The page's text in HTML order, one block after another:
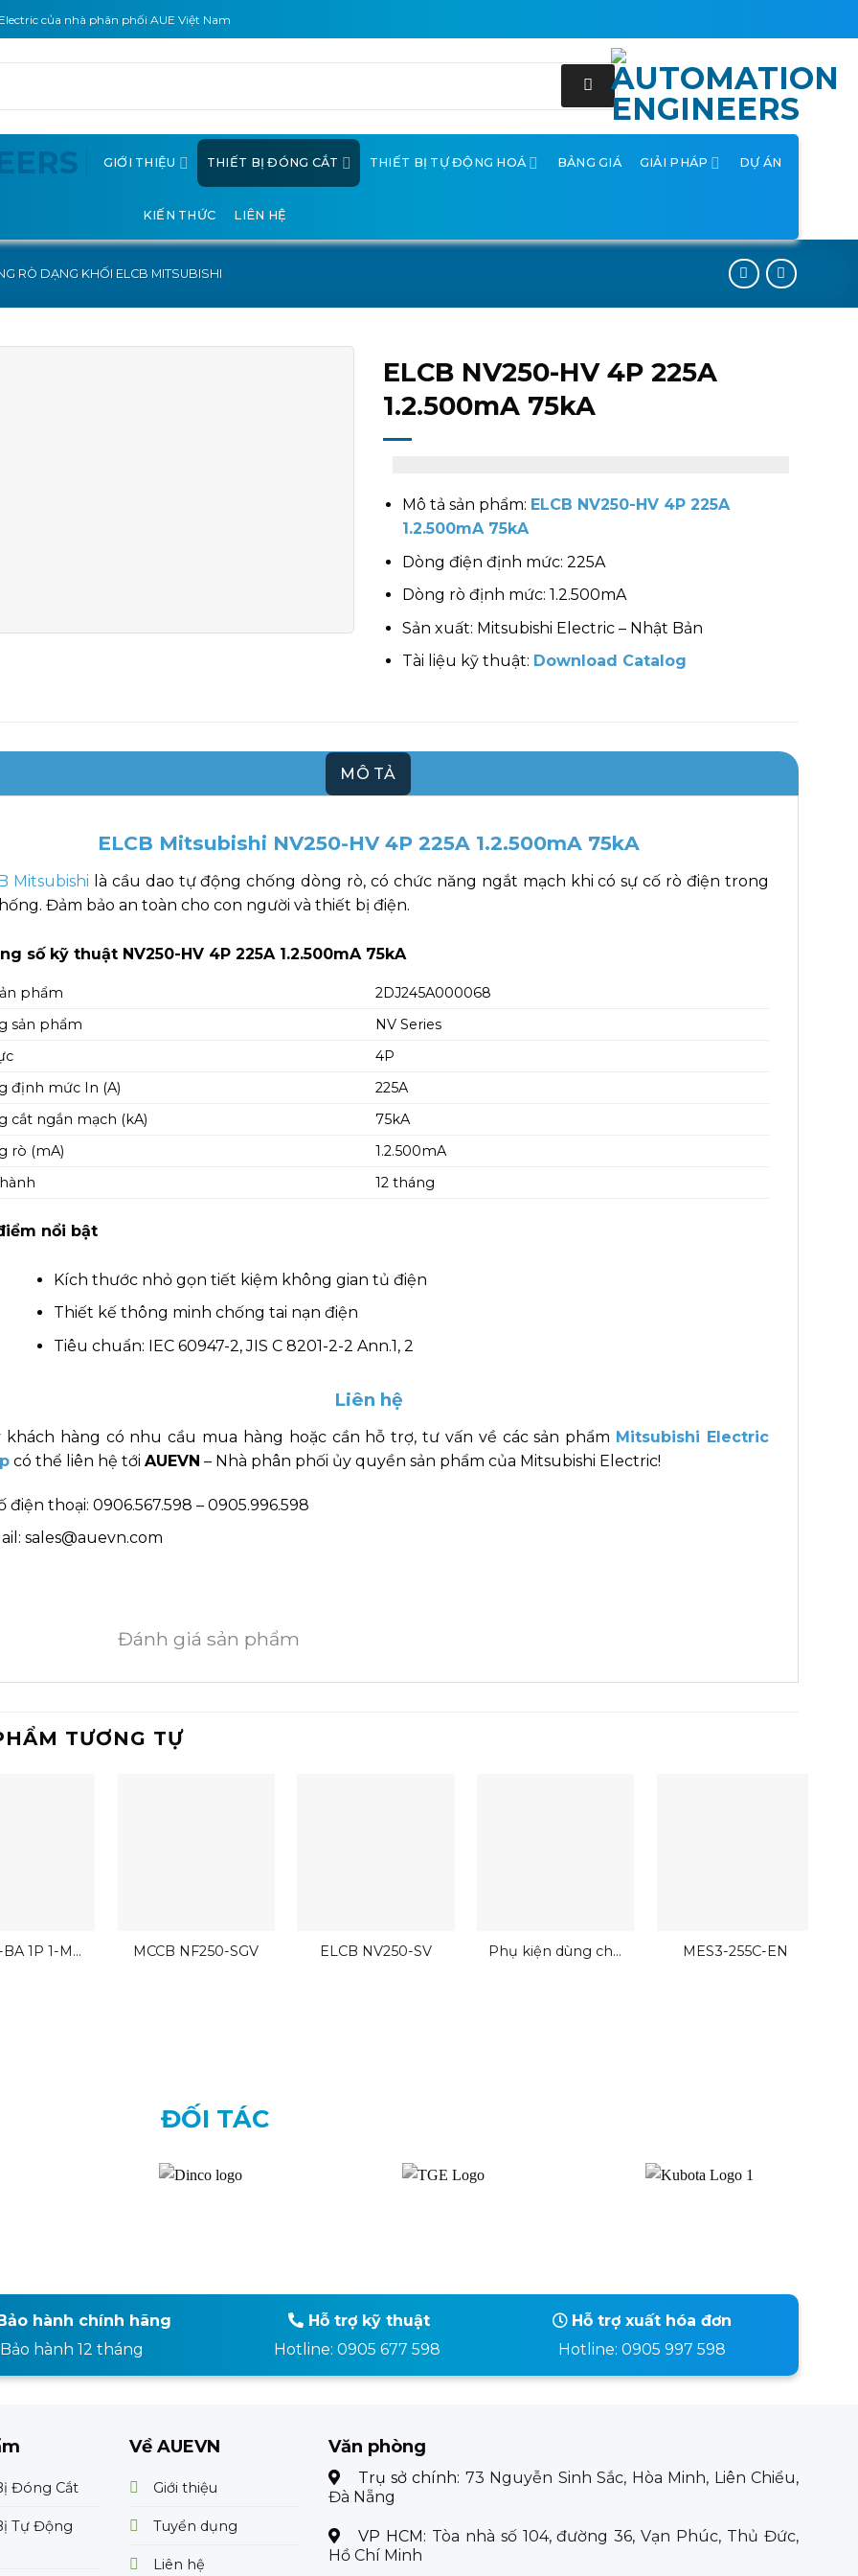
của nhà phân phối AUE Việt Nam
GIỚI THIỆU THIẾT BỊ ĐÓNG CẮT THIẾT BỊ TỰ ĐỘNG HOÁ BẢNG GIÁ GIẢI PHÁP DỰ ÁN
KIẾN THỨC LIÊN HỆ
RÒ DẠNG KHỐI ELCB MITSUBISHI
ELCB NV250-HV 4P 225A
1.2.500mA 75kA
Mô tả sản phẩm: ELCB NV250-HV 4P 225A
1.2.500mA 75kA
Dòng điện định mức: 225A
Dòng rò định mức: 1.2.500mA
Sản xuất: Mitsubishi Electric – Nhật Bản
Tài liệu kỹ thuật: Download Catalog
MÔ TẢ
ELCB Mitsubishi NV250-HV 4P 225A 1.2.500mA 75kA
Mitsubishi là cầu dao tự động chống dòng rò, có chức năng ngắt mạch khi có sự cố rò điện trong
Đảm bảo an toàn cho con người và thiết bị điện.
số kỹ thuật NV250-HV 4P 225A 1.2.500mA 75kA
phẩm
2DJ245A000068
sản phẩm
NV Series
4P
định mức In (A)
225A
cắt ngắn mạch (kA)
75kA
rò (mA)
1.2.500mA
12 tháng
nổi bật
Kích thước nhỏ gọn tiết kiệm không gian tủ điện
Thiết kế thông minh chống tai nạn điện
Tiêu chuẩn: IEC 60947-2, JIS C 8201-2-2 Ann.1, 2
Liên hệ
khách hàng có nhu cầu mua hàng hoặc cần hỗ trợ, tư vấn về các sản phẩm Mitsubishi Electric
có thể liên hệ tới AUEVN – Nhà phân phối ủy quyền sản phẩm của Mitsubishi Electric!
điện thoại: 0906.567.598 – 0905.996.598
sales@auevn.com
Đánh giá sản phẩm
TƯƠNG TỰ
1P 1-M
MCCB NF250-SGV ELCB NV250-SV
Phụ kiện dùng cho
MES3-255C-EN
ĐỐI TÁC
Bảo hành chính hãng
Bảo hành 12 tháng
Hỗ trợ kỹ thuật
Hotline: 0905 677 598
Hỗ trợ xuất hóa đơn
Hotline: 0905 997 598
Đóng Cắt
Tự Động
Về AUEVN
Giới thiệu
Tuyển dụng
Liên hệ
Văn phòng
Trụ sở chính: 73 Nguyễn Sinh Sắc, Hòa Minh, Liên Chiểu,
Đà Nẵng
VP HCM: Tòa nhà số 104, đường 36, Vạn Phúc, Thủ Đức,
Hồ Chí Minh